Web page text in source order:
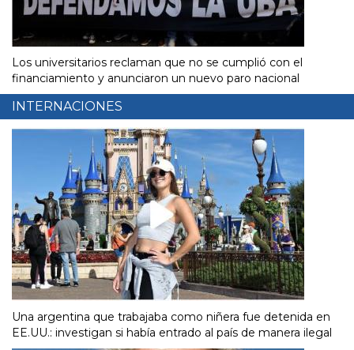
Los universitarios reclaman que no se cumplió con el
financiamiento y anunciaron un nuevo paro nacional
INTERNACIONES
Una argentina que trabajaba como niñera fue detenida en
EE.UU.: investigan si había entrado al país de manera ilegal